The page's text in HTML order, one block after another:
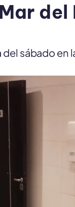
sábado